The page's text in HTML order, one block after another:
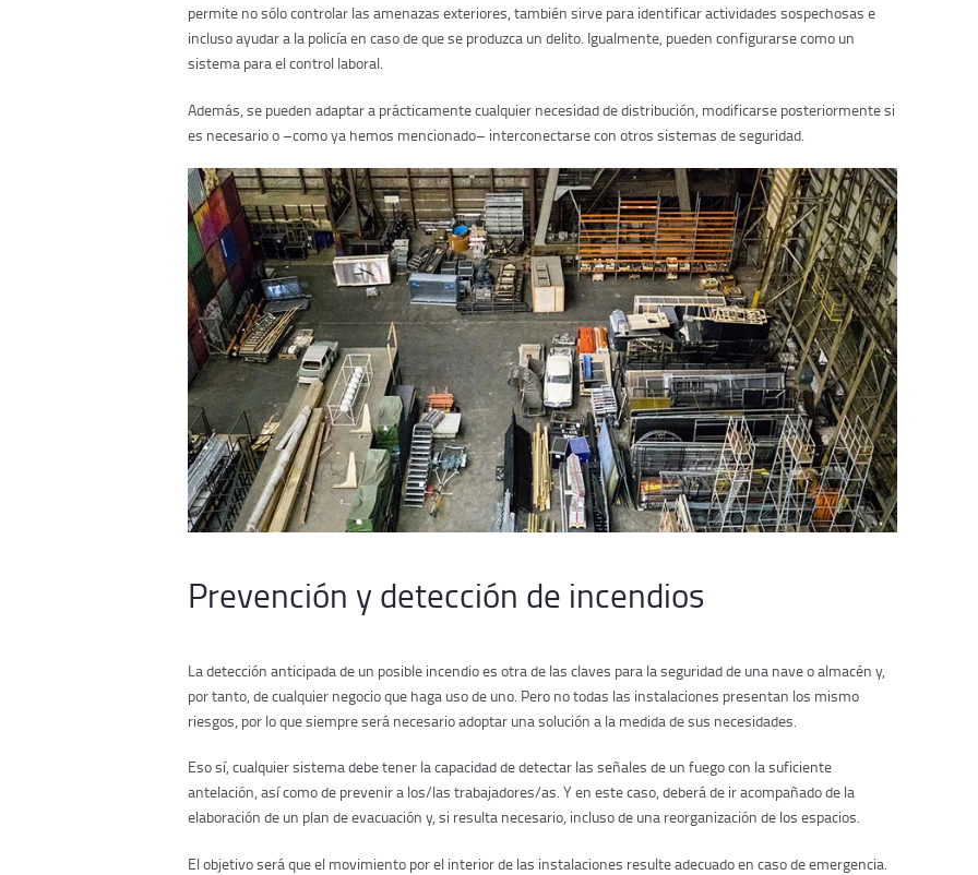
permite no sólo controlar las amenazas exteriores, también sirve para identificar actividades sospechosas e
incluso ayudar a la policía en caso de que se produzca un delito. Igualmente, pueden configurarse como un
sistema para el control laboral.
Además, se pueden adaptar a prácticamente cualquier necesidad de distribución, modificarse posteriormente si
es necesario o –como ya hemos mencionado– interconectarse con otros sistemas de seguridad.
Prevención y detección de incendios
La detección anticipada de un posible incendio es otra de las claves para la seguridad de una nave o almacén y,
por tanto, de cualquier negocio que haga uso de uno. Pero no todas las instalaciones presentan los mismo
riesgos, por lo que siempre será necesario adoptar una solución a la medida de sus necesidades.
Eso sí, cualquier sistema debe tener la capacidad de detectar las señales de un fuego con la suficiente
antelación, así como de prevenir a los/las trabajadores/as. Y en este caso, deberá de ir acompañado de la
elaboración de un plan de evacuación y, si resulta necesario, incluso de una reorganización de los espacios.
El objetivo será que el movimiento por el interior de las instalaciones resulte adecuado en caso de emergencia.